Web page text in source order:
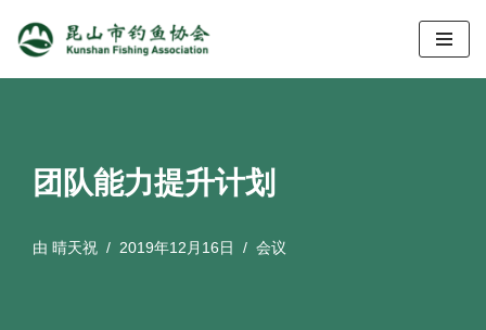
跳
团队能力提升计划
由 晴天祝 2019年12月16日 会议